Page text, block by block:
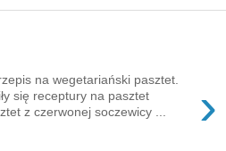
›
na wegetariański pasztet.
się receptury na pasztet
z czerwonej soczewicy ...